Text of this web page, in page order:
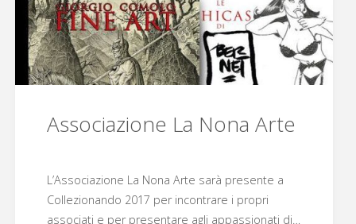
Associazione La Nona Arte
L’Associazione La Nona Arte sarà presente a
Collezionando 2017 per incontrare i propri
associati e per presentare agli appassionati di…